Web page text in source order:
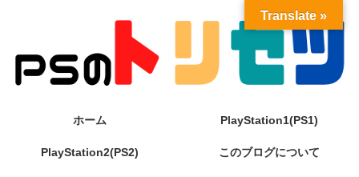
ホーム PlayStation1(PS1)
PlayStation2(PS2) このブログについて
Translate »